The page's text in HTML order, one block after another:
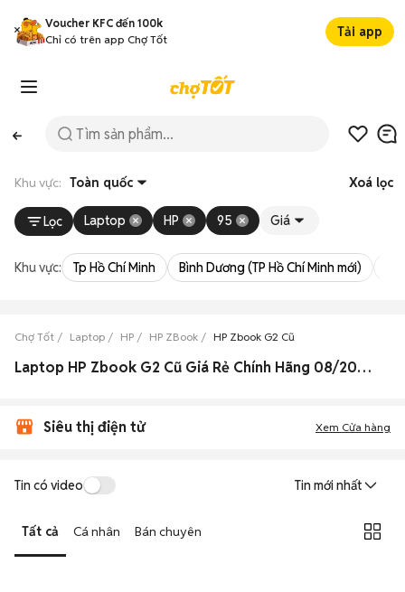
Voucher KFC đến 100k
Chỉ có trên app Chợ Tốt
Tải app
Khu vực: Toàn quốc Xoá lọc
Lọc Laptop HP 95 Giá
Khu vực: Tp Hồ Chí Minh Bình Dương (TP Hồ Chí Minh mới)
Chợ Tốt Laptop HP HP ZBook HP Zbook G2 Cũ
Laptop HP Zbook G2 Cũ Giá Rẻ Chính Hãng 08/2026
Siêu thị điện tử Xem Cửa hàng
Tin có video Tin mới nhất
Tất cả Cá nhân Bán chuyên